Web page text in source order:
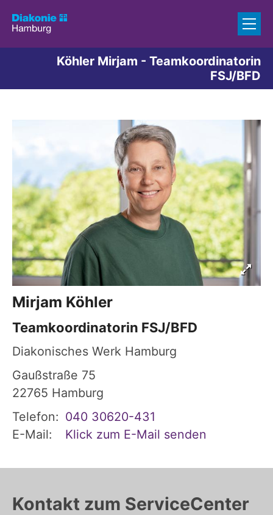
Köhler Mirjam - Teamkoordinatorin
FSJ/BFD
Mirjam Köhler
Teamkoordinatorin FSJ/BFD
Diakonisches Werk Hamburg
Gaußstraße 75
22765 Hamburg
Telefon: 040 30620-431
E-Mail:
Klick zum E-Mail senden
Kontakt zum ServiceCenter